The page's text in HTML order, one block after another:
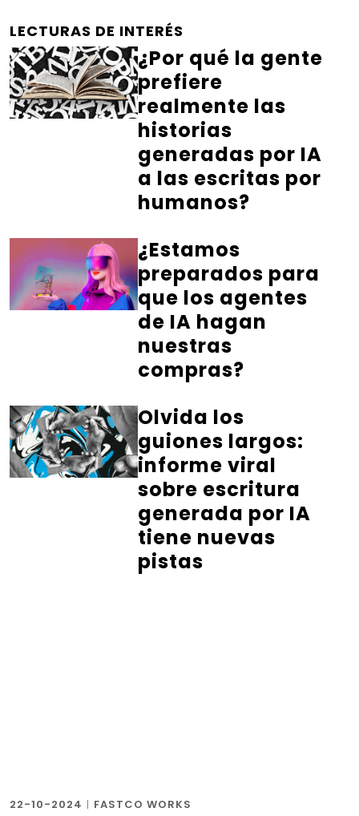
LECTURAS DE INTERÉS
¿Por qué la gente
prefiere
realmente las
historias
generadas por IA
a las escritas por
humanos?
¿Estamos
preparados para
que los agentes
de IA hagan
nuestras
compras?
Olvida los
guiones largos:
informe viral
sobre escritura
generada por IA
tiene nuevas
pistas
22-10-2024 | FASTCO WORKS